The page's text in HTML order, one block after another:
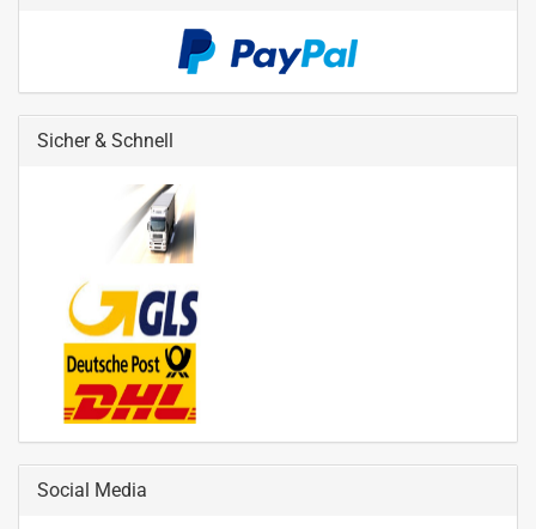
Sicher & Schnell
Social Media